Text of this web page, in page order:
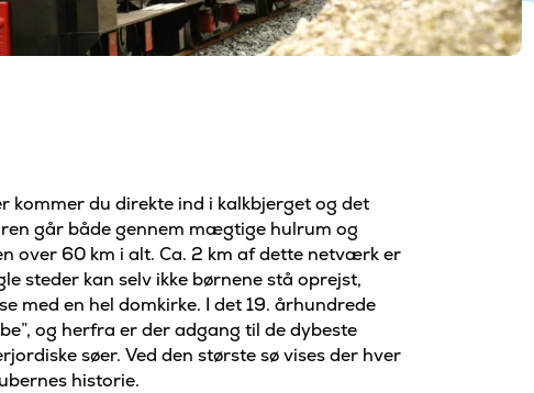
kommer du direkte ind i kalkbjerget og det
går både gennem mægtige hulrum og
over 60 km i alt. Ca. 2 km af dette netværk er
steder kan selv ikke børnene stå oprejst,
med en hel domkirke. I det 19. århundrede
og herfra er der adgang til de dybeste
søer. Ved den største sø vises der hver
historie.